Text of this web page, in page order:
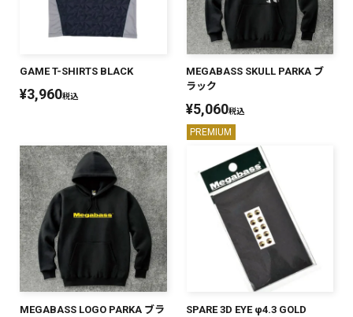
GAME T-SHIRTS BLACK
¥3,960税込
MEGABASS SKULL PARKA ブ
ラック
¥5,060税込
PREMIUM
MEGABASS LOGO PARKA ブラ
SPARE 3D EYE φ4.3 GOLD